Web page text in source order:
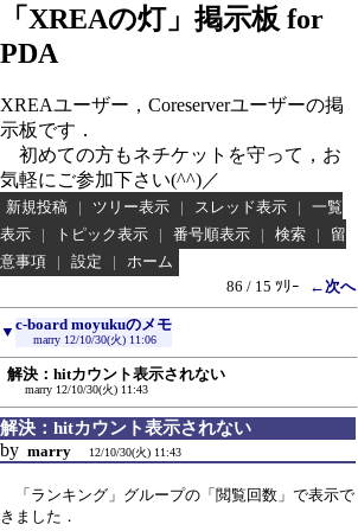
「XREAの灯」掲示板 for
PDA
XREAユーザー，Coreserverユーザーの掲
示板です．
初めての方もネチケットを守って，お
気軽にご参加下さい(^^)／
新規投稿 | ツリー表示 | スレッド表示 |
一覧
表示
| トピック表示 | 番号順表示 | 検索 |
留
意事項
| 設定 |
ホーム
86 / 15 ﾂﾘｰ
←次へ
▼ c-board moyukuのメモ
marry 12/10/30(火) 11:06
解決：hitカウント表示されない
marry 12/10/30(火) 11:43
解決：hitカウント表示されない
by marry 12/10/30(火) 11:43
「ランキング」グループの「閲覧回数」で表示で
きました．